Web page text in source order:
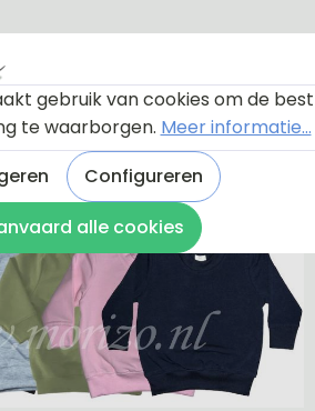
wij in de volgende maten uit
62, 68, 74, 80, 86, 92, 98 en 104.
100% katoen gemaakt.
gebruik van cookies om de best
te waarborgen. Meer informatie...
Configureren
alle cookies